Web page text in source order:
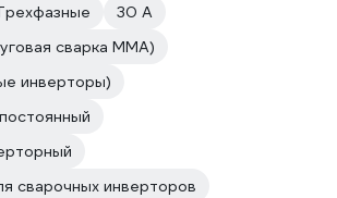
30 А
сварка MMA)
инверторы)
сварочных инверторов